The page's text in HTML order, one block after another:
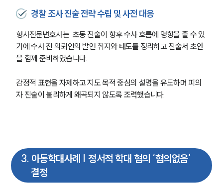
경찰 조사 진술 전략 수립 및 사전 대응
형사전문변호사는  초동 진술이 향후 수사 흐름에 영향을 줄 수 있
기에 수사 전 의뢰인의 발언 취지와 태도를 정리하고 진술서 초안
을 함께 준비하였습니다.
감정적 표현을 자제하고 지도 목적 중심의 설명을 유도하며 피의
자 진술이 불리하게 왜곡되지 않도록 조력했습니다.
3. 아동학대사례 | 정서적 학대 혐의 ‘혐의없음’
결정